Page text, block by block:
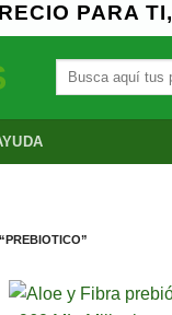
PARA
Buscar